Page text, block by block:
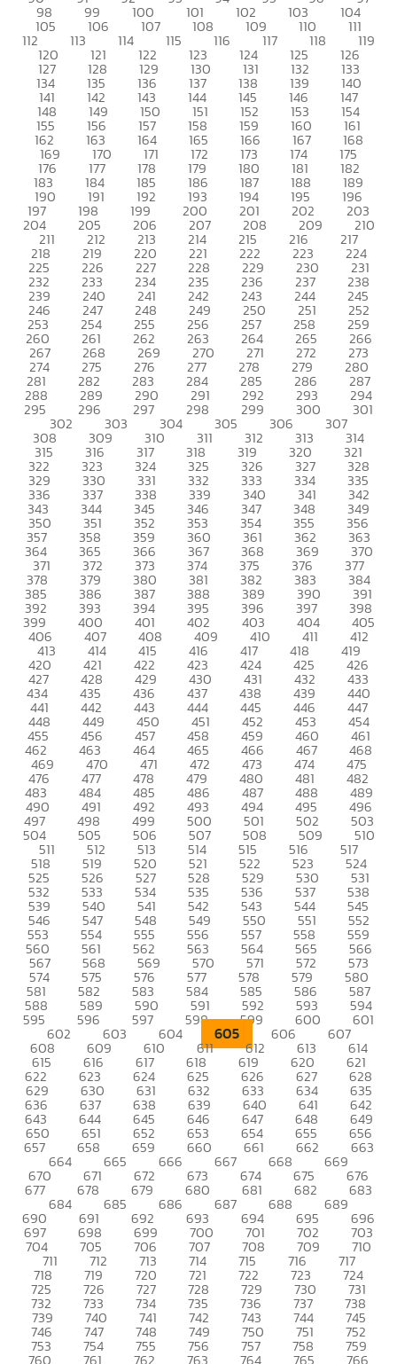
98 99 100 101 102 103 104
105 106 107 108 109 110 111
112 113 114 115 116 117 118 119
120 121 122 123 124 125 126
127 128 129 130 131 132 133
134 135 136 137 138 139 140
141 142 143 144 145 146 147
148 149 150 151 152 153 154
155 156 157 158 159 160 161
162 163 164 165 166 167 168
169 170 171 172 173 174 175
176 177 178 179 180 181 182
183 184 185 186 187 188 189
190 191 192 193 194 195 196
197 198 199 200 201 202 203
204 205 206 207 208 209 210
211 212 213 214 215 216 217
218 219 220 221 222 223 224
225 226 227 228 229 230 231
232 233 234 235 236 237 238
239 240 241 242 243 244 245
246 247 248 249 250 251 252
253 254 255 256 257 258 259
260 261 262 263 264 265 266
267 268 269 270 271 272 273
274 275 276 277 278 279 280
281 282 283 284 285 286 287
288 289 290 291 292 293 294
295 296 297 298 299 300 301
302 303 304 305 306 307
308 309 310 311 312 313 314
315 316 317 318 319 320 321
322 323 324 325 326 327 328
329 330 331 332 333 334 335
336 337 338 339 340 341 342
343 344 345 346 347 348 349
350 351 352 353 354 355 356
357 358 359 360 361 362 363
364 365 366 367 368 369 370
371 372 373 374 375 376 377
378 379 380 381 382 383 384
385 386 387 388 389 390 391
392 393 394 395 396 397 398
399 400 401 402 403 404 405
406 407 408 409 410 411 412
413 414 415 416 417 418 419
420 421 422 423 424 425 426
427 428 429 430 431 432 433
434 435 436 437 438 439 440
441 442 443 444 445 446 447
448 449 450 451 452 453 454
455 456 457 458 459 460 461
462 463 464 465 466 467 468
469 470 471 472 473 474 475
476 477 478 479 480 481 482
483 484 485 486 487 488 489
490 491 492 493 494 495 496
497 498 499 500 501 502 503
504 505 506 507 508 509 510
511 512 513 514 515 516 517
518 519 520 521 522 523 524
525 526 527 528 529 530 531
532 533 534 535 536 537 538
539 540 541 542 543 544 545
546 547 548 549 550 551 552
553 554 555 556 557 558 559
560 561 562 563 564 565 566
567 568 569 570 571 572 573
574 575 576 577 578 579 580
581 582 583 584 585 586 587
588 589 590 591 592 593 594
595 596 597 598 599 600 601
602 603 604 605 606 607
608 609 610 611 612 613 614
615 616 617 618 619 620 621
622 623 624 625 626 627 628
629 630 631 632 633 634 635
636 637 638 639 640 641 642
643 644 645 646 647 648 649
650 651 652 653 654 655 656
657 658 659 660 661 662 663
664 665 666 667 668 669
670 671 672 673 674 675 676
677 678 679 680 681 682 683
684 685 686 687 688 689
690 691 692 693 694 695 696
697 698 699 700 701 702 703
704 705 706 707 708 709 710
711 712 713 714 715 716 717
718 719 720 721 722 723 724
725 726 727 728 729 730 731
732 733 734 735 736 737 738
739 740 741 742 743 744 745
746 747 748 749 750 751 752
753 754 755 756 757 758 759
760 761 762 763 764 765 766